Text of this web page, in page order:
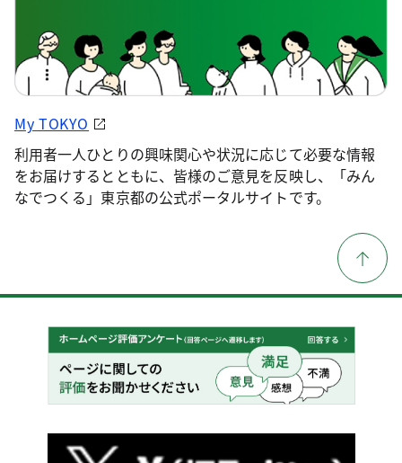
My TOKYO
利用者一人ひとりの興味関心や状況に応じて必要な情報
をお届けするとともに、皆様のご意見を反映し、「みん
なでつくる」東京都の公式ポータルサイトです。